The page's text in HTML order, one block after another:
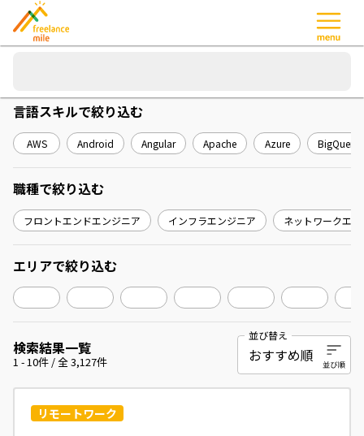
検索結果一覧
1 -10件 / 全3,127件
並び替え
リモートワーク
言語スキルで絞り込む
AWS Android Angular Apache Azure BigQuery
職種で絞り込む
フロントエンドエンジニア インフラエンジニア ネットワークエ
エリアで絞り込む